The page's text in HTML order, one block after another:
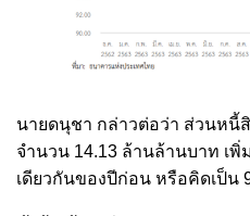
นายดนุชา กล่าวต่อว่า ส่วนหนี้
จำนวน 14.13 ล้านล้านบาท เพิ่
เดียวกันของปีก่อน หรือคิดเป็น